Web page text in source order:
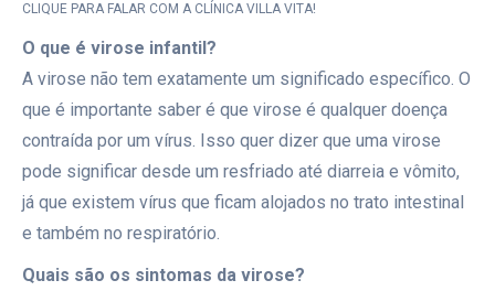
CLIQUE PARA FALAR COM A CLÍNICA VILLA VITA!
O que é virose infantil?
A virose não tem exatamente um significado específico. O
que é importante saber é que virose é qualquer doença
contraída por um vírus. Isso quer dizer que uma virose
pode significar desde um resfriado até diarreia e vômito,
já que existem vírus que ficam alojados no trato intestinal
e também no respiratório.
Quais são os sintomas da virose?